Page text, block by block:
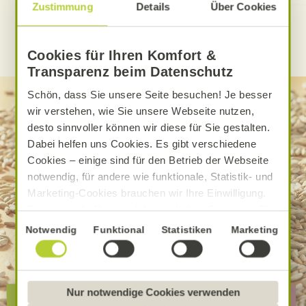
Zustimmung Details Über Cookies
Cookies für Ihren Komfort &
Transparenz beim Datenschutz
Schön, dass Sie unsere Seite besuchen! Je besser
wir verstehen, wie Sie unsere Webseite nutzen,
desto sinnvoller können wir diese für Sie gestalten.
Dabei helfen uns Cookies. Es gibt verschiedene
Cookies – einige sind für den Betrieb der Webseite
notwendig, für andere wie funktionale, Statistik- und
Marketing-Cookies brauchen wir Ihre Einwilligung.
Das optimale Nutzererlebnis erhalten Sie, wenn Sie
„Alle Cookies erlauben“ anklicken. Ihre Einwilligung
umfasst in diesem Fall auch den Einsatz von
Dienstleistern in Drittländern, die kein mit der EU
Sofern personenbezogene Daten dorthin übermittelt
Einwilligungsauswahl
Notwendig Funktional Statistiken Marketing
Nur notwendige Cookies verwenden
Die besondere Alnatura